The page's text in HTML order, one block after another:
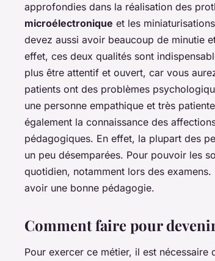
approfondies dans la réalisation des
microélectronique et les
devez aussi avoir beaucoup de minutie
effet, ces deux qualités sont
plus être attentif et ouvert, car vous
patients ont des problèmes
une personne empathique et très
également la connaissance des
pédagogiques. En effet, la plupart des
un peu désemparées. Pour pouvoir les
quotidien, notamment lors des
avoir une bonne pédagogie.
Comment faire pour
Pour exercer ce métier, il est nécessaire